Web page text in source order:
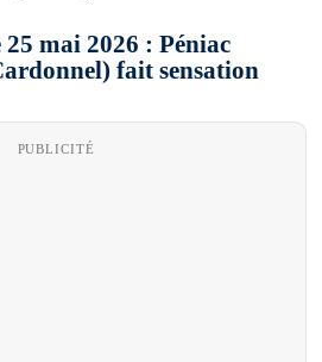
mai 2026 : Péniac
fait sensation
PUBLICITÉ